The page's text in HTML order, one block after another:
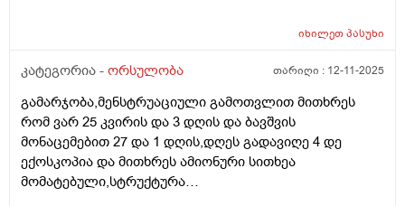
იხილეთპასუხი
კატეგორია - ორსულობა თარიღი : 12-11-2025
გამარჯობა,მენსტრუაციული გამოთვლით მითხრეს
რომ ვარ 25 კვირის და 3 დღის და ბავშვის
მონაცემებით 27 და 1 დღის,დღეს გადავიღე 4 დე
ექოსკოპია და მითხრეს ამიონური სითხეა
მომატებული,სტრუქტურა